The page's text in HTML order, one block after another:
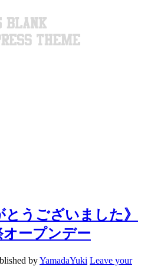
とうございました》
ープンデー
byYamadaYuki Leave your